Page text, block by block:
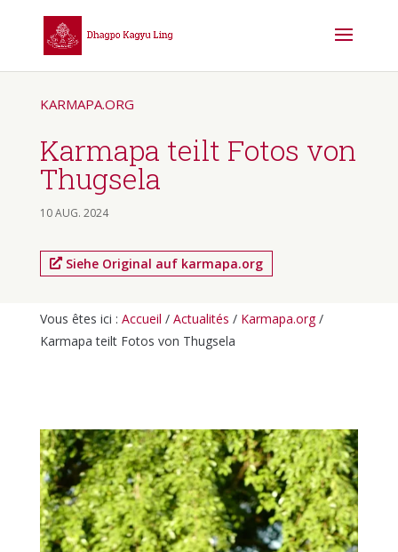
KARMAPA.ORG
Karmapa teilt Fotos von
Thugsela
10 AUG. 2024
Siehe Original auf karmapa.org
Vous êtes ici : Accueil / Actualités / Karmapa.org/
Karmapa teilt Fotos von Thugsela